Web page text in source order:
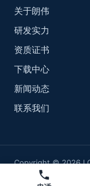
关于朗伟
研发实力
资质证书
下载中心
新闻动态
联系我们
Copyright © 2026
网站地图浙ICP备